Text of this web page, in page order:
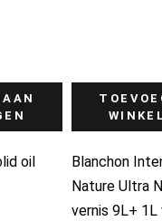
oil
Blanchon
Nature Ultra
vernis 9L+ 1L